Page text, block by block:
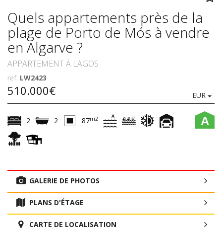
Quels appartements près de la
plage de Porto de Mós à vendre
en Algarve ?
APPARTEMENT À LAGOS
ref. LW2423
510.000€ EUR
A
2 2 87m2
GALERIE DE PHOTOS
PLANS D'ÉTAGE
CARTE DE LOCALISATION